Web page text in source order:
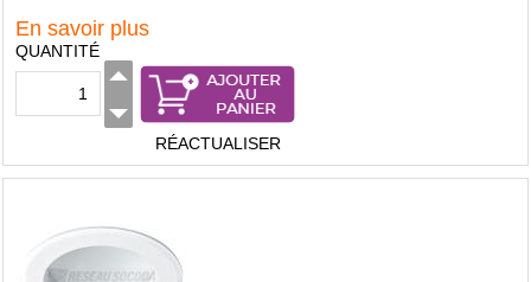
En savoir plus
QUANTITÉ
RÉACTUALISER